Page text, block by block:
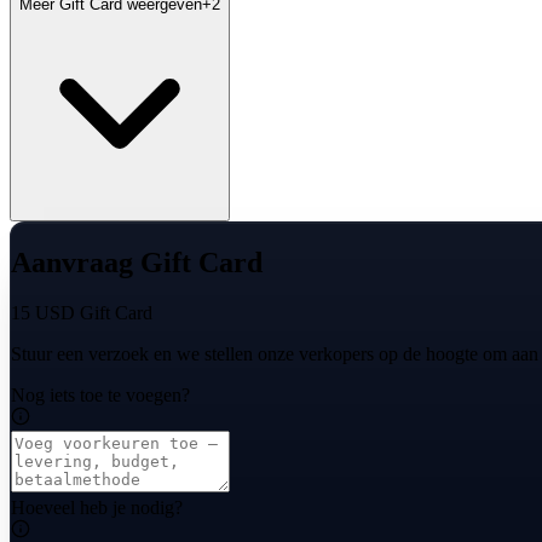
Meer Gift Card weergeven+2
Aanvraag Gift Card
15 USD Gift Card
Stuur een verzoek en we stellen onze verkopers op de hoogte om
Nog iets toe te voegen?
Hoeveel heb je nodig?